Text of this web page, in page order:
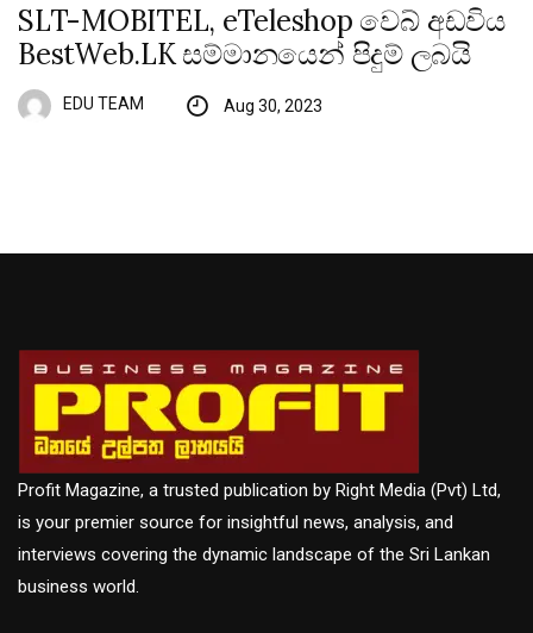
SLT-MOBITEL, eTeleshop වෙබ් අඩවිය
BestWeb.LK සම්මානයෙන් පිදුම් ලබයි
EDU TEAM Aug 30, 2023
Profit Magazine, a trusted publication by Right Media (Pvt) Ltd,
is your premier source for insightful news, analysis, and
interviews covering the dynamic landscape of the Sri Lankan
business world.